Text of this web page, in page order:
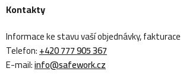
Kontakty
Informace ke stavu vaší objednávky, fakturace
Telefon:+420 777 905 367
E-mail:info@safework.cz